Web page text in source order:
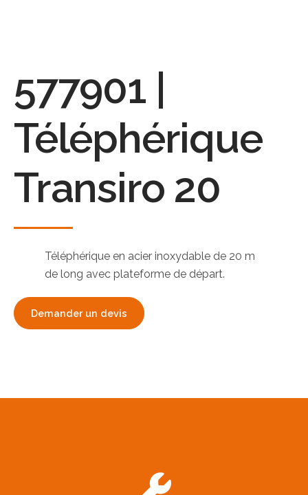
577901 |
Téléphérique
Transiro 20
Téléphérique en acier inoxydable de 20 m
de long avec plateforme de départ.
Demander un devis